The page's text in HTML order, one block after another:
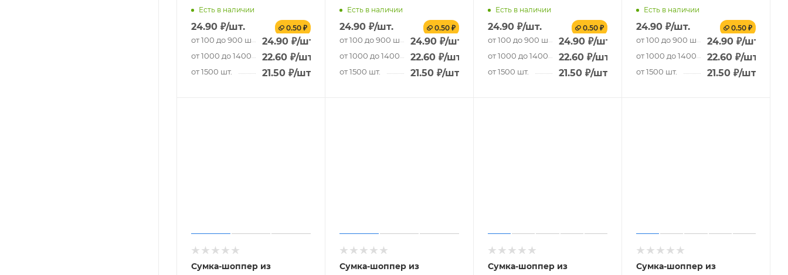
Есть в наличии
24.90 ₽/шт. 0.50 ₽
от 100 до 900 шт. 24.90 ₽/шт.
от 1000 до 1400 шт.22.60 ₽/шт.
от 1500 шт. 21.50 ₽/шт.
Есть в наличии
24.90 ₽/шт. 0.50 ₽
от 100 до 900 шт. 24.90 ₽/шт.
от 1000 до 1400 шт.22.60 ₽/шт.
от 1500 шт. 21.50 ₽/шт.
Есть в наличии
24.90 ₽/шт. 0.50 ₽
от 100 до 900 шт. 24.90 ₽/шт.
от 1000 до 1400 шт.22.60 ₽/шт.
от 1500 шт. 21.50 ₽/шт.
Есть в наличии
24.90 ₽/шт. 0.50 ₽
от 100 до 900 шт. 24.90 ₽/шт.
от 1000 до 1400 шт.22.60 ₽/шт.
от 1500 шт. 21.50 ₽/шт.
Сумка-шоппер из
Сумка-шоппер из
Сумка-шоппер из
Сумка-шоппер из